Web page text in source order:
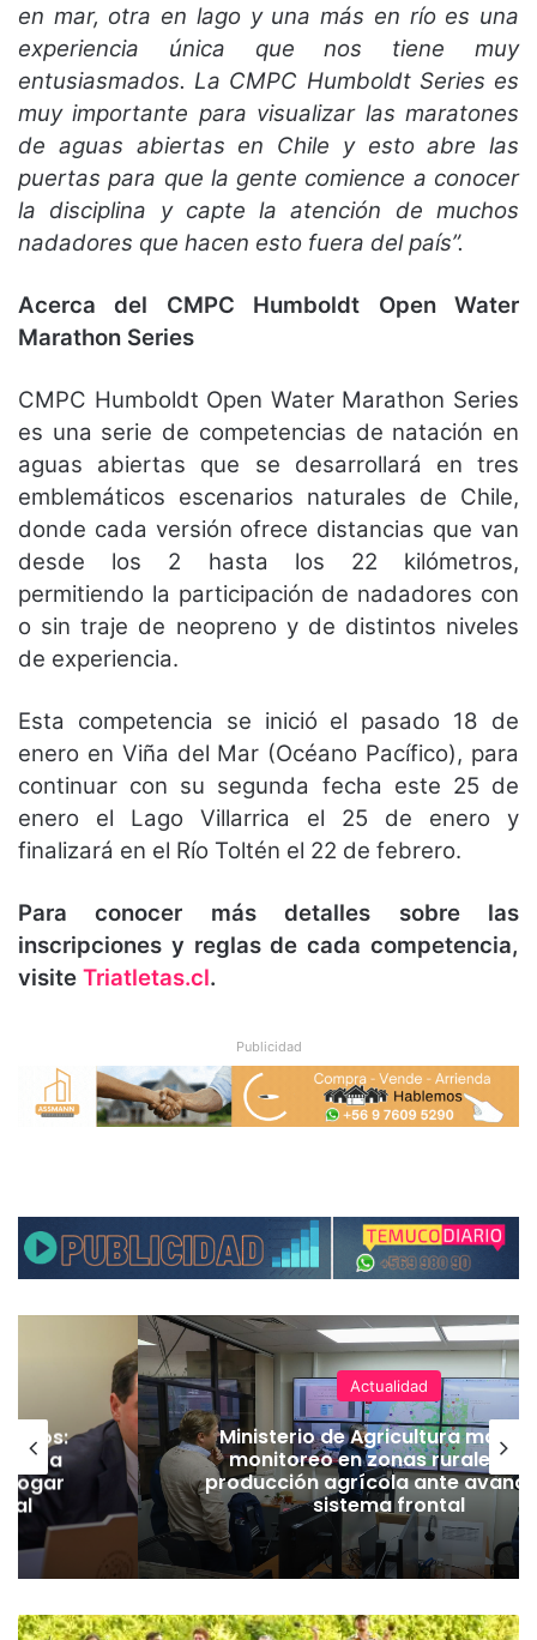
en mar, otra en lago y una más en río es una
experiencia única que nos tiene muy
entusiasmados. La CMPC Humboldt Series es
muy importante para visualizar las maratones
de aguas abiertas en Chile y esto abre las
puertas para que la gente comience a conocer
la disciplina y capte la atención de muchos
nadadores que hacen esto fuera del país”.
Acerca del CMPC Humboldt Open Water
Marathon Series
CMPC Humboldt Open Water Marathon Series
es una serie de competencias de natación en
aguas abiertas que se desarrollará en tres
emblemáticos escenarios naturales de Chile,
donde cada versión ofrece distancias que van
desde los 2 hasta los 22 kilómetros,
permitiendo la participación de nadadores con
o sin traje de neopreno y de distintos niveles
de experiencia.
Esta competencia se inició el pasado 18 de
enero en Viña del Mar (Océano Pacífico), para
continuar con su segunda fecha este 25 de
enero el Lago Villarrica el 25 de enero y
finalizará en el Río Toltén el 22 de febrero.
Para conocer más detalles sobre las
inscripciones y reglas de cada competencia,
visite Triatletas.cl.
Publicidad
a
Actualidad
Ministerio de Agricultura mantiene
monitoreo en zonas rurales y de
producción agrícola ante avance
sistema frontal
M